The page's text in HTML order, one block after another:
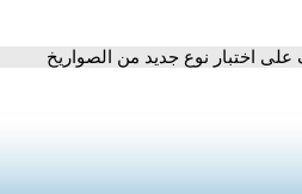
اختبار نوع جديد من الصواريخ